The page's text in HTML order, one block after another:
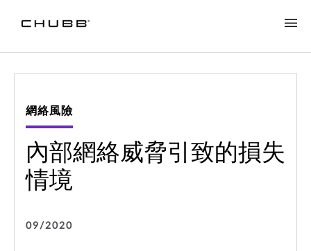
網絡風險
內部網絡威脅引致的損失
情境
09/2020